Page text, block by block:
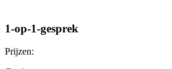
1-op-1-gesprek
Prijzen: